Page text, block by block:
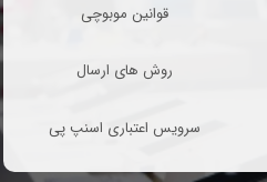
قوانین موبوچی
روش های ارسال
سرویس اعتباری اسنپ پی